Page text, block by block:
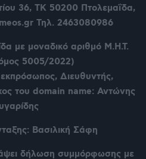
36, ΤΚ 50200 Πτολεμαΐδα,
Τηλ. 2463080986
με μοναδικό αριθμό Μ.Η.Τ.
5005/2022)
εκπρόσωπος, Διευθυντής,
του domain name: Αντώνης
Βασιλική Σάφη
δήλωση συμμόρφωσης με